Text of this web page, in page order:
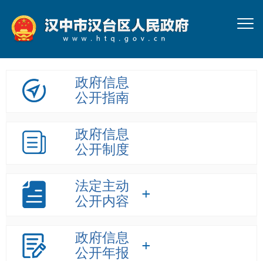
政府信息
公开指南
政府信息
公开制度
法定主动
公开内容
政府信息
公开年报